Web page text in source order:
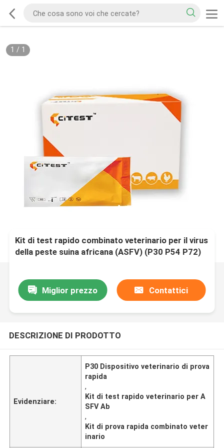
1 / 1
Kit di test rapido combinato veterinario per il virus
della peste suina africana (ASFV) (P30 P54 P72)
Miglior prezzo Contattici
DESCRIZIONE DI PRODOTTO
Evidenziare:
P30 Dispositivo veterinario di prova
rapida
,
Kit di test rapido veterinario per A
SFV Ab
,
Kit di prova rapida combinato veter
inario